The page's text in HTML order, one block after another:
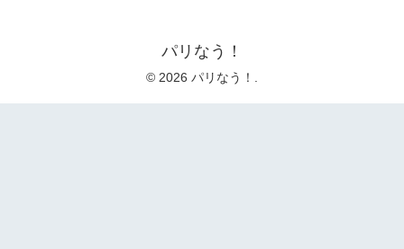
パリなう！
© 2026 パリなう！.